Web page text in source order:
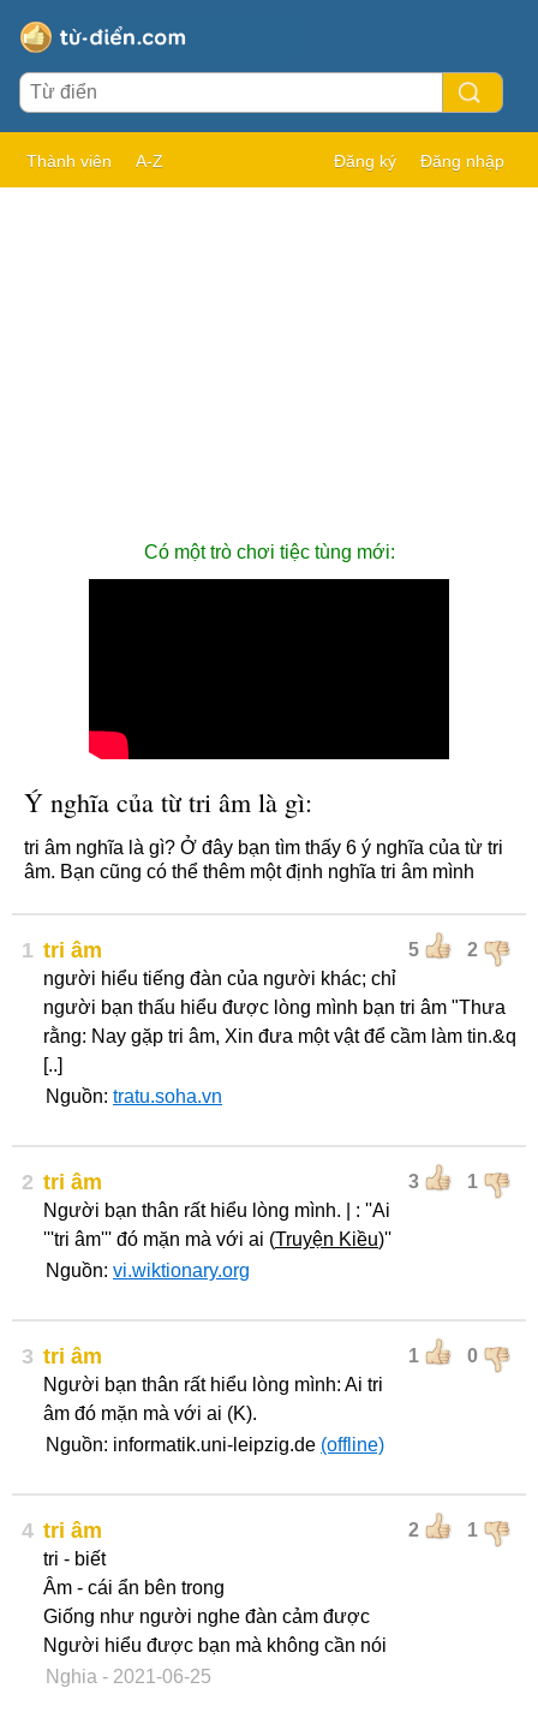
Thành viên A-Z Đăng ký Đăng nhập
Có một trò chơi tiệc tùng mới:
Ý nghĩa của từ tri âm là gì:
tri âm nghĩa là gì? Ở đây bạn tìm thấy 6 ý nghĩa của từ tri
âm. Bạn cũng có thể thêm một định nghĩa tri âm mình
1 5 2
tri âm
người hiểu tiếng đàn của người khác; chỉ
người bạn thấu hiểu được lòng mình bạn tri âm "Thưa
rằng: Nay gặp tri âm, Xin đưa một vật để cầm làm tin.&q
[..]
Nguồn: tratu.soha.vn
2 3 1
tri âm
Người bạn thân rất hiểu lòng mình. | : ''Ai
'''tri âm''' đó mặn mà với ai (Truyện Kiều)''
Nguồn: vi.wiktionary.org
3 1 0
tri âm
Người bạn thân rất hiểu lòng mình: Ai tri
âm đó mặn mà với ai (K).
Nguồn: informatik.uni-leipzig.de (offline)
4 2 1
tri âm
tri - biết
Âm - cái ẩn bên trong
Giống như người nghe đàn cảm được
Người hiểu được bạn mà không cần nói
Nghia - 2021-06-25